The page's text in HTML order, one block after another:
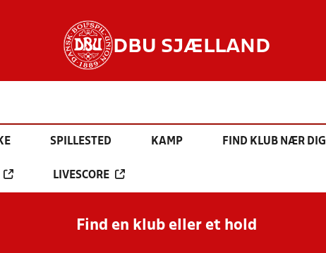
DBU SJÆLLAND
SPILLESTED KAMP FIND KLUB NÆR DIG
LIVESCORE
Find en klub eller et hold